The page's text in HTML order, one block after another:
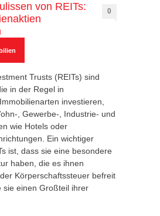
von REITs:
0
Trusts (REITs) sind
in der Regel in
investieren,
, Gewerbe-, Industrie- und
wie Hotels oder
Ein wichtiger
ist, dass sie eine besondere
haben, die es ihnen
Körperschaftssteuer befreit
sie einen Großteil ihrer